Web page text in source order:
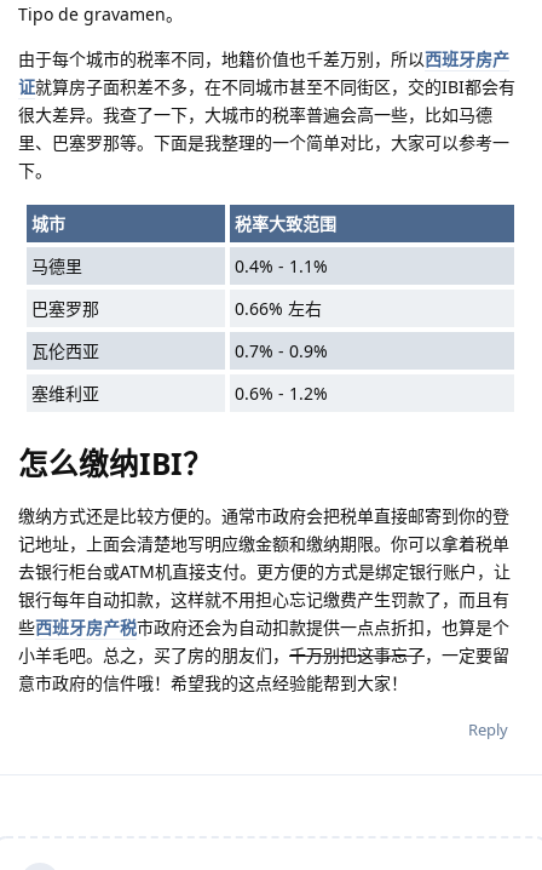
Tipo de gravamen。
由于每个城市的税率不同，地籍价值也千差万别，所以西班牙房产
证就算房子面积差不多，在不同城市甚至不同街区，交的IBI都会有
很大差异。我查了一下，大城市的税率普遍会高一些，比如马德
里、巴塞罗那等。下面是我整理的一个简单对比，大家可以参考一
下。
城市
税率大致范围
马德里
0.4% - 1.1%
巴塞罗那
0.66% 左右
瓦伦西亚
0.7% - 0.9%
塞维利亚
0.6% - 1.2%
怎么缴纳IBI？
缴纳方式还是比较方便的。通常市政府会把税单直接邮寄到你的登
记地址，上面会清楚地写明应缴金额和缴纳期限。你可以拿着税单
去银行柜台或ATM机直接支付。更方便的方式是绑定银行账户，让
银行每年自动扣款，这样就不用担心忘记缴费产生罚款了，而且有
些西班牙房产税市政府还会为自动扣款提供一点点折扣，也算是个
小羊毛吧。总之，买了房的朋友们， 千万别把这事忘了，一定要留
意市政府的信件哦！希望我的这点经验能帮到大家！
Reply